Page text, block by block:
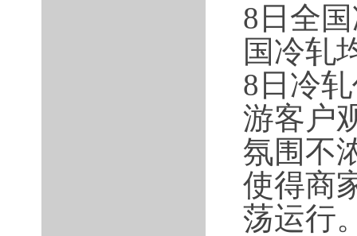
8日全
国冷轧
8日冷
游客户
氛围不
使得商
荡运行